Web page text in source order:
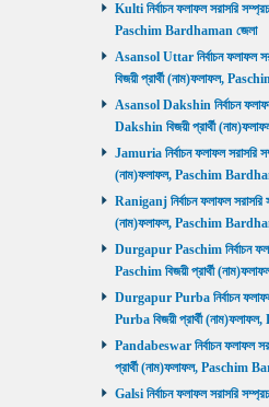
Kulti নির্বাচন ফলাফল সরাসরি
Paschim Bardhaman জেলা
Asansol Uttar নির্বাচন ফলাফল
বিজয়ী প্রার্থী (নাম)ফলাফল,
Asansol Dakshin নির্বাচন
Dakshin বিজয়ী প্রার্থী
Jamuria নির্বাচন ফলাফল সরাসরি
(নাম)ফলাফল, Paschim
Raniganj নির্বাচন ফলাফল সরাসরি
(নাম)ফলাফল, Paschim
Durgapur Paschim নির্বাচন
Paschim বিজয়ী প্রার্থী
Durgapur Purba নির্বাচন
Purba বিজয়ী প্রার্থী
Pandabeswar নির্বাচন ফলাফল
প্রার্থী (নাম)ফলাফল, Paschim
Galsi নির্বাচন ফলাফল সরাসরি